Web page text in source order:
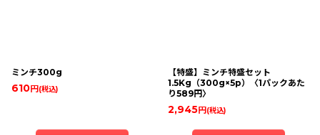
ミンチ300g
610円 (税込)
【特盛】ミンチ特盛セット
1.5Kg（300g×5p）〈1パックあた
り589円〉
2,945円 (税込)